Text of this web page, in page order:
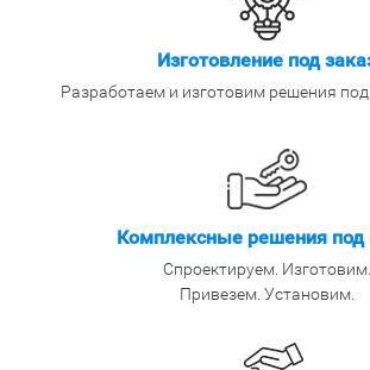
Изготовление под
Разработаем и изготовим решения
Комплексные решения
Спроектируем. Изготовим.
Привезем. Установим.